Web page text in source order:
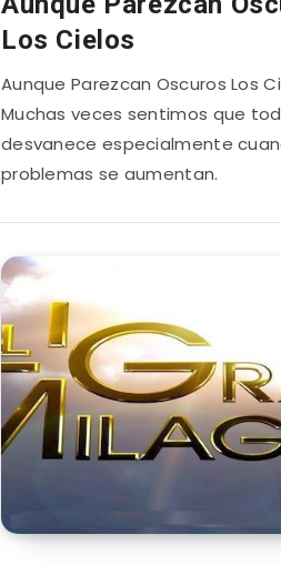
Los Cielos
Aunque Parezcan Oscuros Los
Muchas veces sentimos que
desvanece especialmente
problemas se aumentan.